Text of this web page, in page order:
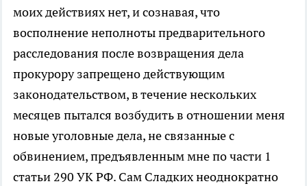
моих действиях нет, и сознавая, что
восполнение неполноты предварительного
расследования после возвращения дела
прокурору запрещено действующим
законодательством, в течение нескольких
месяцев пытался возбудить в отношении меня
новые уголовные дела, не связанные с
обвинением, предъявленным мне по части 1
статьи 290 УК РФ. Сам Сладких неоднократно